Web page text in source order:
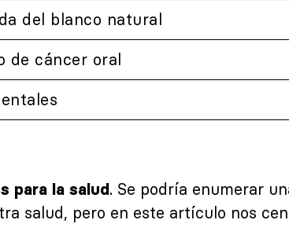
del blanco natural
de cáncer oral
para la salud. Se podría enumerar
salud, pero en este artículo nos